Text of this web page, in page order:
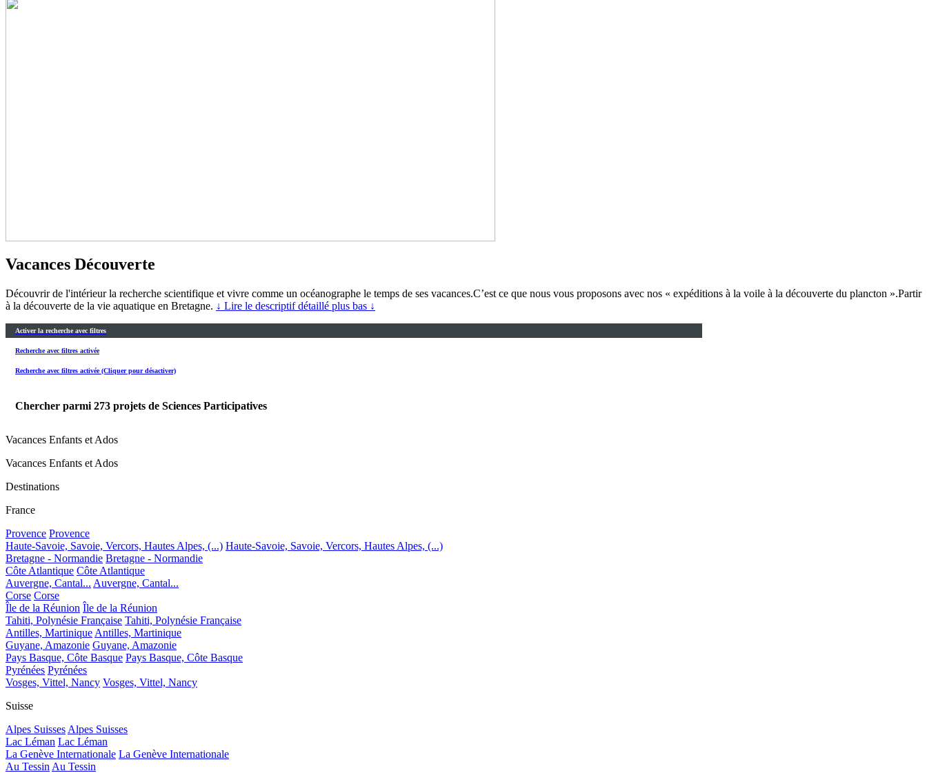
Vacances Découverte
Découvrir de l'intérieur la recherche scientifique et vivre comme un océanographe le temps de ses vacances.C’est ce que nous vous proposons avec nos « expéditions à la voile à la découverte du plancton ».Partir
à la découverte de la vie aquatique en Bretagne. ↓ Lire le descriptif détaillé plus bas ↓
Activer la recherche avec filtres
Recherche avec filtres activée
Recherche avec filtres activée (Cliquer pour désactiver)
Chercher parmi 273 projets de Sciences Participatives
Vacances Enfants et Ados
Vacances Enfants et Ados
Destinations
France
Provence Provence
Haute-Savoie, Savoie, Vercors, Hautes Alpes, (...) Haute-Savoie, Savoie, Vercors, Hautes Alpes, (...)
Bretagne - Normandie Bretagne - Normandie
Côte Atlantique Côte Atlantique
Auvergne, Cantal... Auvergne, Cantal...
Corse Corse
Île de la Réunion Île de la Réunion
Tahiti, Polynésie Française Tahiti, Polynésie Française
Antilles, Martinique Antilles, Martinique
Guyane, Amazonie Guyane, Amazonie
Pays Basque, Côte Basque Pays Basque, Côte Basque
Pyrénées Pyrénées
Vosges, Vittel, Nancy Vosges, Vittel, Nancy
Suisse
Alpes Suisses Alpes Suisses
Lac Léman Lac Léman
La Genève Internationale La Genève Internationale
Au Tessin Au Tessin